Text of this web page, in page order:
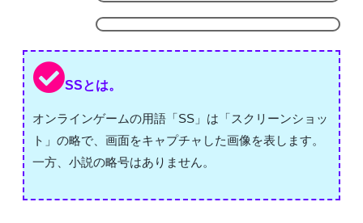
SSとは。
オンラインゲームの用語「SS」は「スクリーンショッ
ト」の略で、画面をキャプチャした画像を表します。
一方、小説の略号はありません。